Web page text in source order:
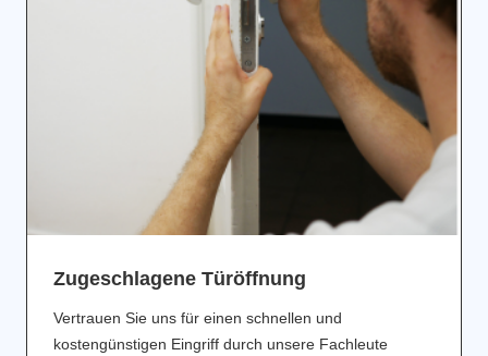
Zugeschlagene Türöffnung
Vertrauen Sie uns für einen schnellen und
kostengünstigen Eingriff durch unsere Fachleute